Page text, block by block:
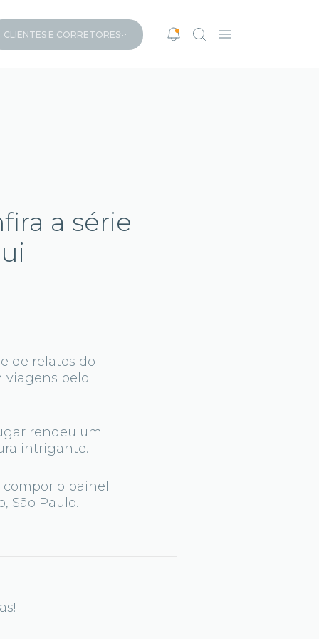
CLIENTES E CORRETORES
a série
de relatos do
viagens pelo
rendeu um
intrigante.
o painel
São Paulo.